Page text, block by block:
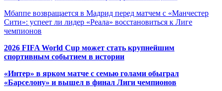
Мбаппе возвращается в Мадрид перед матчем с «Манчестер
Сити»: успеет ли лидер «Реала» восстановиться к Лиге
чемпионов
2026 FIFA World Cup может стать крупнейшим
спортивным событием в истории
«Интер» в ярком матче с семью голами обыграл
«Барселону» и вышел в финал Лиги чемпионов